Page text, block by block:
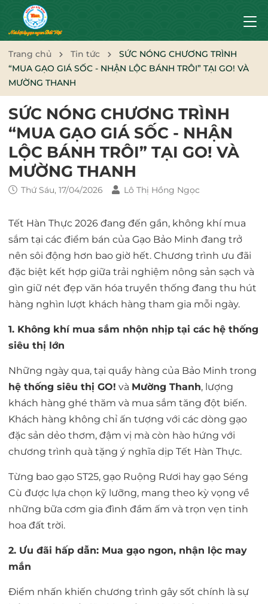
Trang chủ Tin tức
SỨC NÓNG CHƯƠNG TRÌNH
“MUA GẠO GIÁ SỐC - NHẬN LỘC BÁNH TRÔI” TẠI GO! VÀ
MƯỜNG THANH
SỨC NÓNG CHƯƠNG TRÌNH
“MUA GẠO GIÁ SỐC - NHẬN
LỘC BÁNH TRÔI” TẠI GO! VÀ
MƯỜNG THANH
Thứ Sáu, 17/04/2026 Lô Thị Hồng Ngọc
Tết Hàn Thực 2026 đang đến gần, không khí mua
sắm tại các điểm bán của Gạo Bảo Minh đang trở
nên sôi động hơn bao giờ hết. Chương trình ưu đãi
đặc biệt kết hợp giữa trải nghiệm nông sản sạch và
gìn giữ nét đẹp văn hóa truyền thống đang thu hút
hàng nghìn lượt khách hàng tham gia mỗi ngày.
1. Không khí mua sắm nhộn nhịp tại các hệ thống
siêu thị lớn
Những ngày qua, tại quầy hàng của Bảo Minh trong
hệ thống siêu thị GO! và Mường Thanh, lượng
khách hàng ghé thăm và mua sắm tăng đột biến.
Khách hàng không chỉ ấn tượng với các dòng gạo
đặc sản dẻo thơm, đậm vị mà còn hào hứng với
chương trình quà tặng ý nghĩa dịp Tết Hàn Thực.
Từng bao gạo ST25, gạo Ruộng Rươi hay gạo Séng
Cù được lựa chọn kỹ lưỡng, mang theo kỳ vọng về
những bữa cơm gia đình đầm ấm và trọn vẹn tinh
hoa đất trời.
2. Ưu đãi hấp dẫn: Mua gạo ngon, nhận lộc may
mắn
Điểm nhấn khiến chương trình gây sốt chính là sự